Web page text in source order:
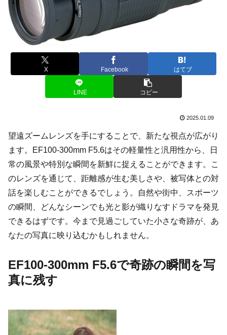
X Facebook はてブ
LINE コピー
2025.01.09
望遠ズームレンズを手にすることで、新たな視点が広がり
ます。EF100-300mm F5.6はその軽量性と汎用性から、日
常の風景や特別な瞬間を新鮮に捉えることができます。こ
のレンズを通じて、距離感が生む美しさや、被写体との対
話を楽しむことができるでしょう。自然や街中、スポーツ
の瞬間、どんなシーンでも光と影が織りなすドラマを発見
できるはずです。今まで見過ごしていた小さな奇跡が、あ
なたの写真に映り込むかもしれません。
EF100-300mm F5.6で奇跡の瞬間を写
真に残す